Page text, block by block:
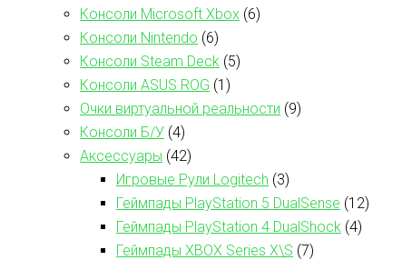
Консоли Microsoft Xbox (6)
Консоли Nintendo (6)
Консоли Steam Deck (5)
Консоли ASUS ROG (1)
Очки виртуальной реальности (9)
Консоли Б/У (4)
Аксессуары (42)
Игровые Рули Logitech (3)
Геймпады PlayStation 5 DualSense (12)
Геймпады PlayStation 4 DualShock (4)
Геймпады XBOX Series X\S (7)